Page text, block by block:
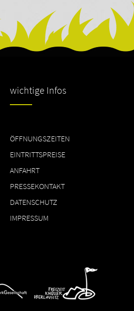
wichtige Infos
ÖFFNUNGSZEITEN
EINTRITTSPREISE
ANFAHRT
PRESSEKONTAKT
DATENSCHUTZ
IMPRESSUM